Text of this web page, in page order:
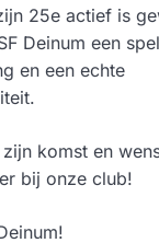
25e actief is
Deinum een
en een echte
komst en
bij onze club!